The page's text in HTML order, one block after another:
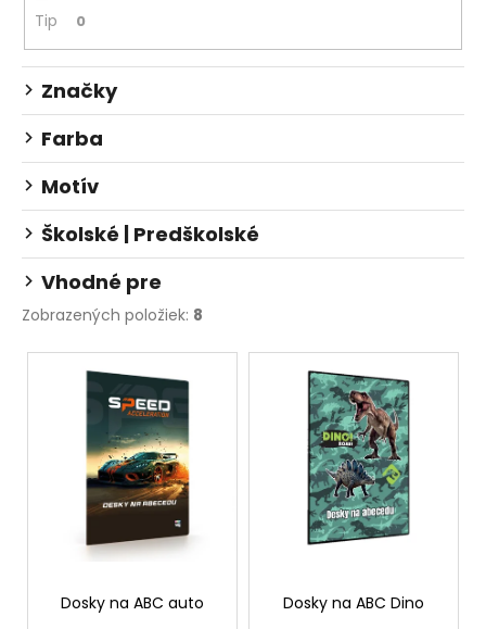
v
Tip 0
Značky
Farba
Motív
Školské | Predškolské
Vhodné pre
Zobrazených položiek: 8
V
Dosky na ABC auto
Dosky na ABC Dino
BOX
NA
ZOŠITY
A4
JUMBO
PLAYWORLD
PIXEL
5,96
€